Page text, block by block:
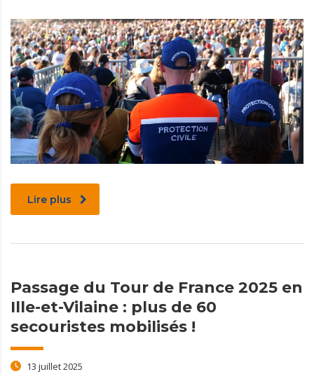
Lire plus
Passage du Tour de France 2025 en
Ille-et-Vilaine : plus de 60
secouristes mobilisés !
13 juillet 2025